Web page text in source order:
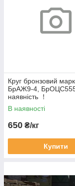
Круг бронзовий
БрАЖ9-4,
наявність ！
В наявності
650 ₴/кг
Купити